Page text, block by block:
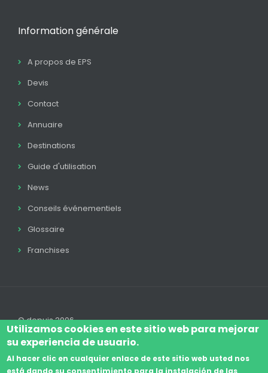
Information générale
A propos de EPS
Devis
Contact
Annuaire
Destinations
Guide d'utilisation
News
Conseils événementiels
Glossaire
Franchises
© depuis 2006
Utilizamos cookies en este sitio web para mejorar
su experiencia de usuario.
Al hacer clic en cualquier enlace de este sitio web usted nos
está dando su consentimiento para la instalación de las